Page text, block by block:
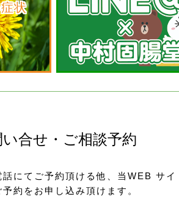
状
い合せ・ご相談予約
にてご予約頂ける他、当WEB サイ
約をお申し込み頂けます。